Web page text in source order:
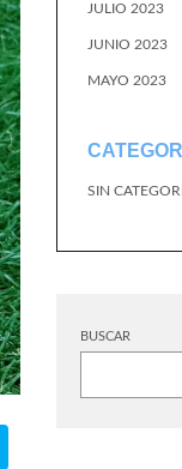
JULIO 2023
JUNIO 2023
MAYO 2023
SIN
BUSCAR